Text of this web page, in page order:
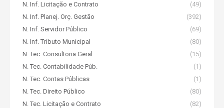
N. Inf. Licitação e Contrato
(49)
N. Inf. Planej. Orç. Gestão
(392)
N. Inf. Servidor Público
(69)
N. Inf. Tributo Municipal
(80)
N. Tec. Consultoria Geral
(15)
N. Tec. Contabilidade Púb.
(1)
N. Tec. Contas Públicas
(1)
N. Tec. Direito Público
(80)
N. Tec. Licitação e Contrato
(82)